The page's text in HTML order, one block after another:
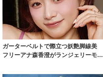
ガーターベルトで際立つ妖艶脚線美
フリーアナ森香澄がランジェリーモデ